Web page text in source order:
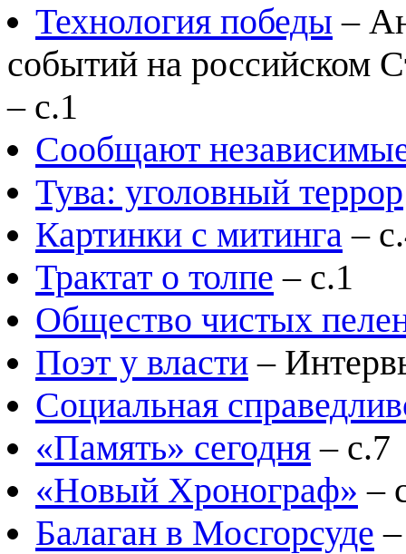
Технология победы –
событий на российском
– с.1
Сообщают независимые
Тува: уголовный террор
Картинки с митинга –
Трактат о толпе – с.1
Общество чистых
Поэт у власти –
Социальная
«Память» сегодня – с.7
«Новый Хронограф» –
Балаган в Мосгорсуде